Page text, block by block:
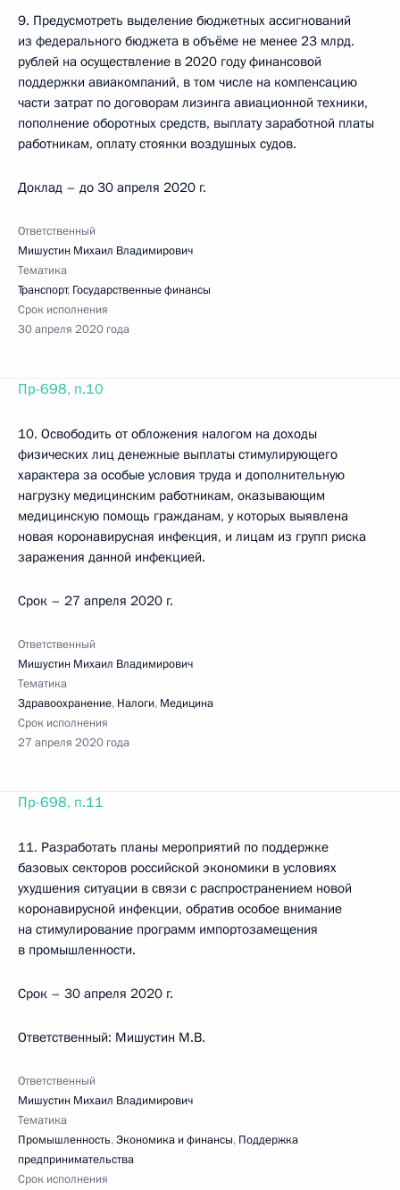
9. Предусмотреть выделение бюджетных ассигнований
из федерального бюджета в объёме не менее 23 млрд.
рублей на осуществление в 2020 году финансовой
поддержки авиакомпаний, в том числе на компенсацию
части затрат по договорам лизинга авиационной техники,
пополнение оборотных средств, выплату заработной платы
работникам, оплату стоянки воздушных судов.
Доклад – до 30 апреля 2020 г.
Ответственный
Мишустин Михаил Владимирович
Тематика
Транспорт, Государственные финансы
Срок исполнения
30 апреля 2020 года
Пр-698, п.10
10. Освободить от обложения налогом на доходы
физических лиц денежные выплаты стимулирующего
характера за особые условия труда и дополнительную
нагрузку медицинским работникам, оказывающим
медицинскую помощь гражданам, у которых выявлена
новая коронавирусная инфекция, и лицам из групп риска
заражения данной инфекцией.
Срок – 27 апреля 2020 г.
Ответственный
Мишустин Михаил Владимирович
Тематика
Здравоохранение, Налоги, Медицина
Срок исполнения
27 апреля 2020 года
Пр-698, п.11
11. Разработать планы мероприятий по поддержке
базовых секторов российской экономики в условиях
ухудшения ситуации в связи с распространением новой
коронавирусной инфекции, обратив особое внимание
на стимулирование программ импортозамещения
в промышленности.
Срок – 30 апреля 2020 г.
Ответственный: Мишустин М.В.
Ответственный
Мишустин Михаил Владимирович
Тематика
Промышленность,Экономика и финансы, Поддержка
предпринимательства
Срок исполнения